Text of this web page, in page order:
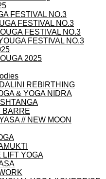
FESTIVAL NO.3
FESTIVAL NO.3
FESTIVAL NO.3
FESTIVAL NO.3
2025
REBIRTHING
& YOGA NIDRA
BARRE
// NEW MOON
LIFT YOGA